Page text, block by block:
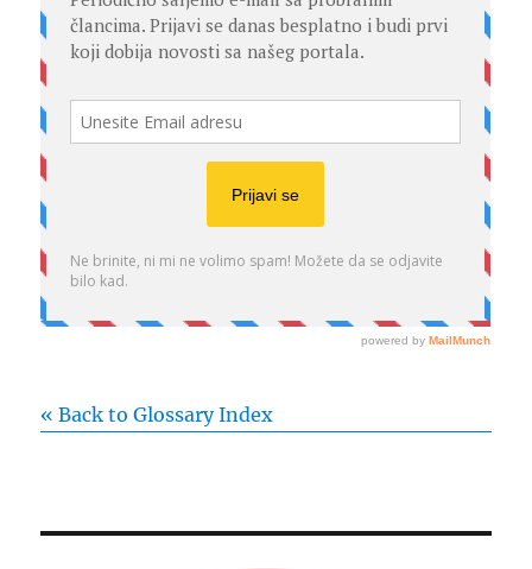
« Back to Glossary Index